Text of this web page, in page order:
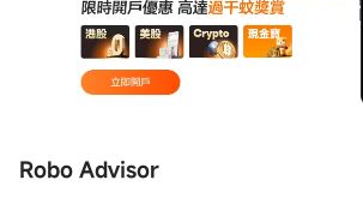
Robo Advisor